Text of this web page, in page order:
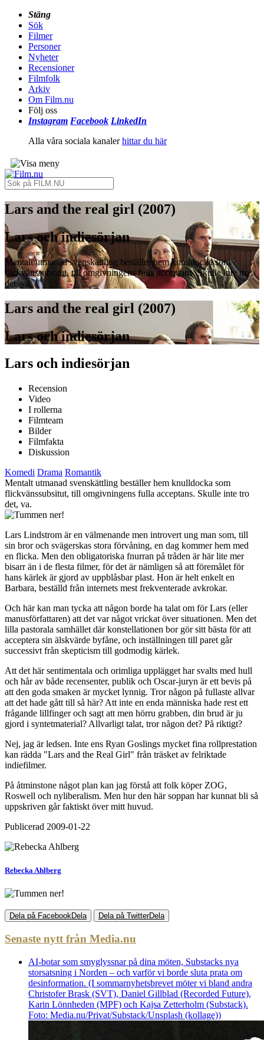
Stäng
Sök
Filmer
Personer
Nyheter
Recensioner
Filmfolk
Arkiv
Om Film.nu
Följ oss
Instagram Facebook LinkedIn
Alla våra sociala kanalerhittar du här
Lars and the real girl (2007)
Lars och indiesörjan
Mentalt utmanad svenskättling beställer hem knulldocka som
flickvänssubsitut, till omgivningens fulla acceptans. Skulle inte tro
det, va.
Lars and the real girl (2007)
Lars och indiesörjan
Lars och indiesörjan
Recension
Video
I rollerna
Filmteam
Bilder
Filmfakta
Diskussion
Komedi Drama Romantik
Mentalt utmanad svenskättling beställer hem knulldocka som
flickvänssubsitut, till omgivningens fulla acceptans. Skulle inte tro
det, va.
Lars Lindstrom är en välmenande men introvert ung man som, till
sin bror och svägerskas stora förvåning, en dag kommer hem med
en flicka. Men den obligatoriska fnurran på tråden är här lite mer
bisarr än i de flesta filmer, för det är nämligen så att föremålet för
hans kärlek är gjord av uppblåsbar plast. Hon är helt enkelt en
Barbara, beställd från internets mest frekventerade avkrokar.
Och här kan man tycka att någon borde ha talat om för Lars (eller
manusförfattaren) att det var något vrickat över situationen. Men det
lilla pastorala samhället där konstellationen bor gör sitt bästa för att
acceptera sin älskvärde byfåne, och inställningen till paret går
successivt från skepticism till godmodig kärlek.
Att det här sentimentala och orimliga upplägget har svalts med hull
och hår av både recensenter, publik och Oscar-juryn är ett bevis på
att den goda smaken är mycket lynnig. Tror någon på fullaste allvar
att det hade gått till så här? Att inte en enda människa hade rest ett
frågande lillfinger och sagt att men hörru grabben, din brud är ju
gjord i syntetmaterial? Allvarligt talat, tror någon det? På riktigt?
Nej, jag är ledsen. Inte ens Ryan Goslings mycket fina rollprestation
kan rädda "Lars and the Real Girl" från träsket av felriktade
indiefilmer.
På åtminstone något plan kan jag förstå att folk köper ZOG,
Roswell och nyliberalism. Men hur den här soppan har kunnat bli så
uppskriven går faktiskt över mitt huvud.
Publicerad 2009-01-22
Rebecka Ahlberg
Dela på FacebookDela Dela på TwitterDela
Senaste nytt från Media.nu
AI-botar som smyglyssnar på dina möten, Substacks nya
storsatsning i Norden – och varför vi borde sluta prata om
desinformation. (I sommarnyhetsbrevet möter vi bland andra
Christofer Brask (SVT), Daniel Gillblad (Recorded Future),
Karin Lönnheden (MPF) och Kajsa Zetterholm (Substack).
Foto: Media.nu/Privat/Substack/Unsplash (kollage))